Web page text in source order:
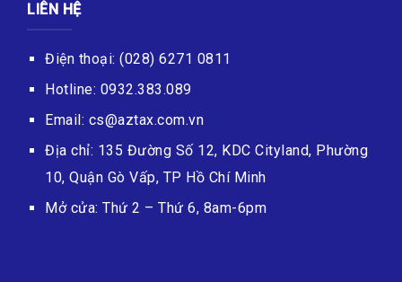
LIÊN HỆ
Điện thoại: (028) 6271 0811
Hotline: 0932.383.089
Email: cs@aztax.com.vn
Địa chỉ: 135 Đường Số 12, KDC Cityland, Phường
10, Quận Gò Vấp, TP Hồ Chí Minh
Mở cửa: Thứ 2 – Thứ 6, 8am-6pm